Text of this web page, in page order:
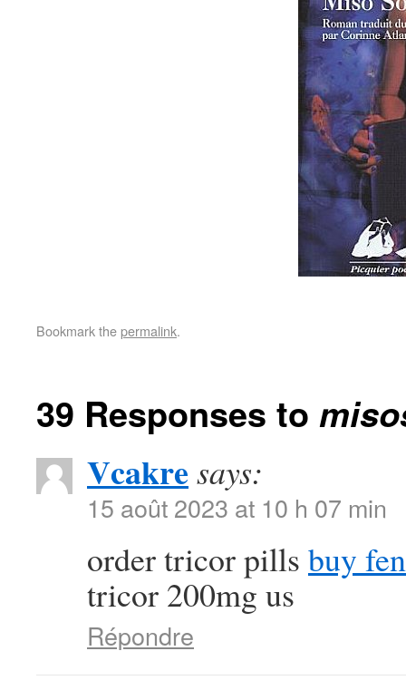
Bookmark thepermalink.
39 Responses to
Vcakre says:
15 août 2023 at 10 h 07 min
order tricor pills buy
tricor 200mg us
Répondre